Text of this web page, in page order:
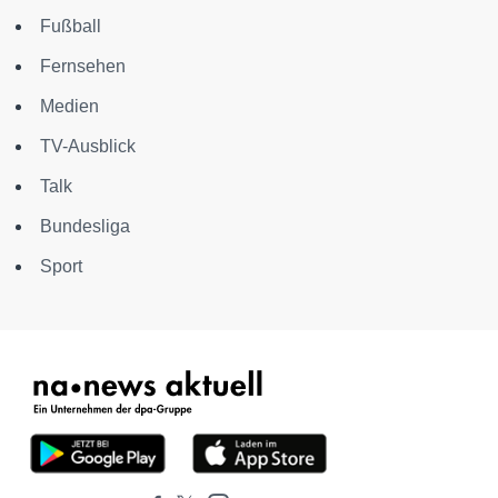
Fußball
Fernsehen
Medien
TV-Ausblick
Talk
Bundesliga
Sport